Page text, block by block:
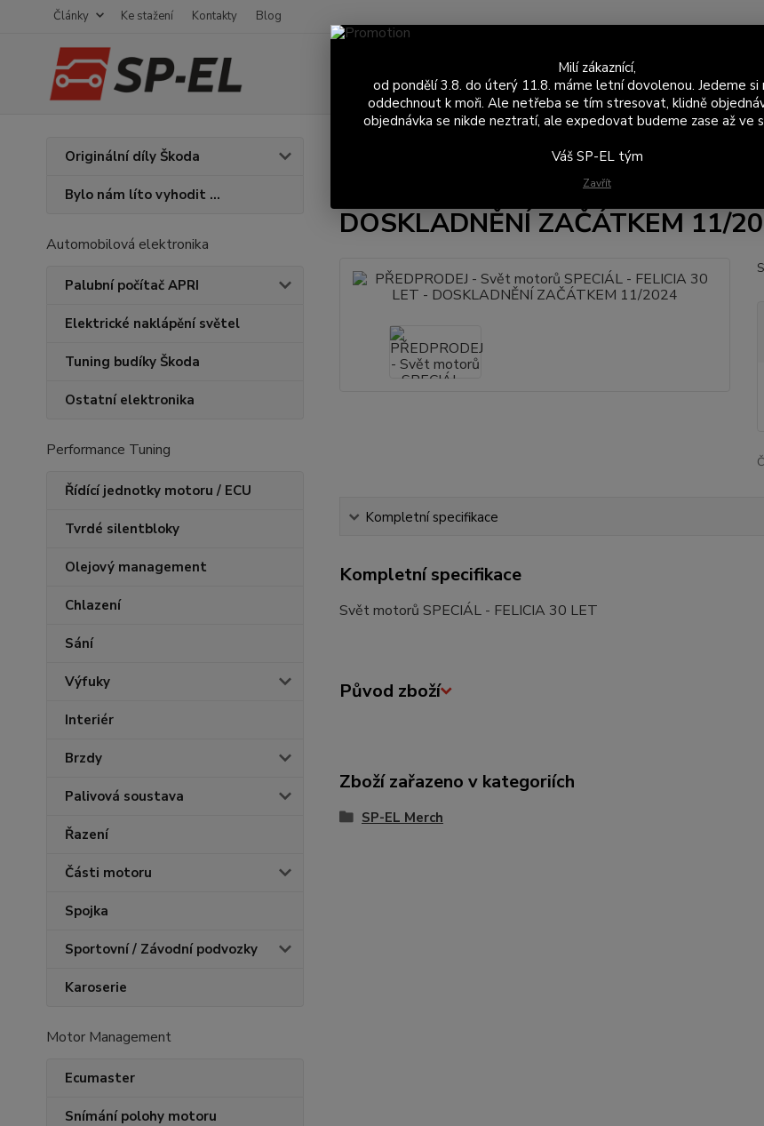
Články Ke stažení Kontakty Blog
Hledat
Originální díly Škoda
Bylo nám líto vyhodit ...
Automobilová elektronika
Palubní počítač APRI
Elektrické naklápění světel
Tuning budíky Škoda
Ostatní elektronika
Performance Tuning
Řídící jednotky motoru / ECU
Tvrdé silentbloky
Olejový management
Chlazení
Sání
Výfuky
Interiér
Brzdy
Palivová soustava
Řazení
Části motoru
Spojka
Sportovní / Závodní podvozky
Karoserie
Motor Management
Ecumaster
Snímání polohy motoru
PŘEDPRODEJ - Svět motorů SPECIÁL - FELICIA 30
PŘEDPRODEJ - Svět motorů
DOSKLADNĚNÍ ZAČÁTKEM 11/
Kompletní specifikace
Kompletní specifikace
Svět motorů SPECIÁL - FELICIA 30 LET
Původ zboží
Zboží zařazeno v kategoriích
SP-EL Merch
Milí zákaznící,
od pondělí 3.8. do úterý 11.8. máme letní dovolenou. Jedeme si
oddechnout k moři. Ale netřeba se tím stresovat, klidně
objednávka se nikde neztratí, ale expedovat budeme zase až ve
Váš SP-EL tým
Zavřít